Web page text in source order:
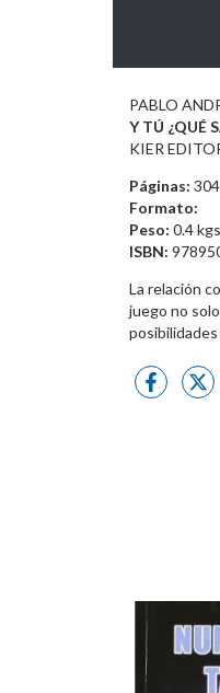
PABLO
Y TÚ ¿QUÉ
KIER
Páginas: 304
Formato:
Peso: 0.4
ISBN:
La relación
juego no